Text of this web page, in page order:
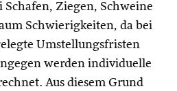
Schafen, Ziegen, Schweine
Schwierigkeiten, da bei
Umstellungsfristen
werden individuelle
Aus diesem Grund